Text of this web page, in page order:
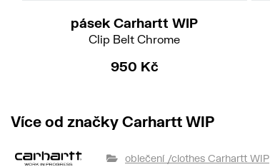
pásek Carhartt WIP
Clip Belt Chrome
950 Kč
Více od značky Carhartt WIP
oblečení /clothes Carhartt WIP